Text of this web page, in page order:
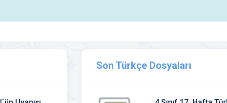
Son Türkçe Dosyaları